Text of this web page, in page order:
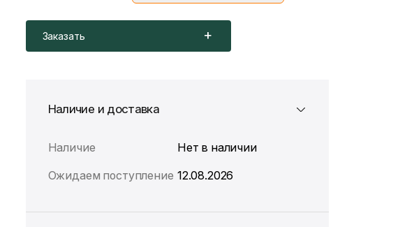
Цена без скидки —84 490 ₽. Подробности уточняйте у консультантов.
Заказать
Наличие и доставка
Наличие
Нет в наличии
Ожидаем поступление 12.08.2026